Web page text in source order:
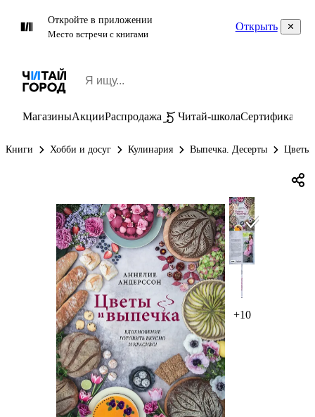
Откройте в приложении
Место встречи с книгами
Открыть
МагазиныАкцииРаспродажа Читай-школаСертификаты
Книги Хобби и досуг Кулинария Выпечка. Десерты Цветы
+10